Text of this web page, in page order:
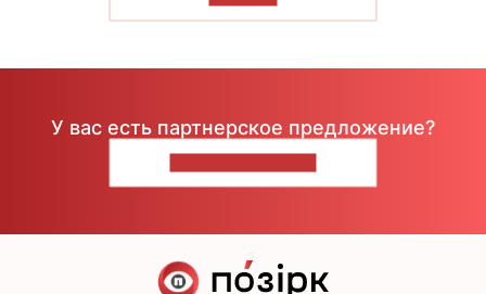
У вас есть партнерское предложение?